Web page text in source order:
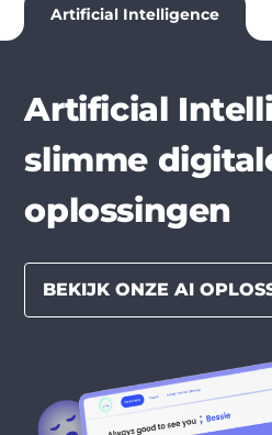
Artificial Intelligence
Artificial
slimme
oplossingen
BEKIJK ONZE AI